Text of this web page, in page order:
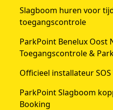
Slagboom huren voor
toegangscontrole
ParkPoint Benelux Oost
Toegangscontrole &
Officieel installateur
ParkPoint Slagboom
Booking